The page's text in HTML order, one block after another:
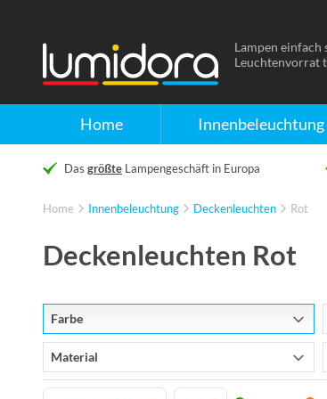
Home Innenbeleuchtung
Naar
de
Lampen einfach
Leuchtenvorrat
Das größte Lampengeschäft in Europa
Home Innenbeleuchtung Deckenleuchten Rot
Deckenleuchten Rot
Farbe
Material